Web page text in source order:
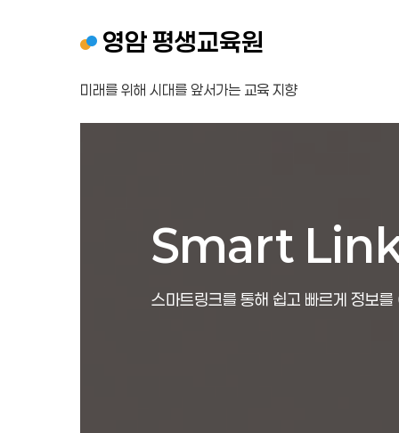
영암 평생교육원
미래를 위해 시대를 앞서가는 교육 지향
Smart
스마트링크를 통해 쉽고 빠르게 정보를